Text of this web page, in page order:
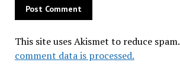
This site uses Akismet to reduce spam.
comment data is processed.